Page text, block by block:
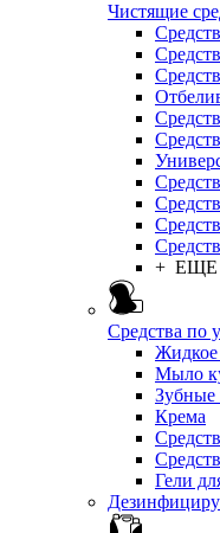
Чистящие
+ ЕЩЕ
Средства по
Мыло
Зубные
Крема
Гели